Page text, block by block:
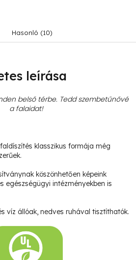
Hasonló (10)
leírása
belső térbe. Tedd szembetűnővé
a falaidat!
klasszikus formája még
köszönhetően képeink
egészségügyi intézményekben is
víz állóak, nedves ruhával tisztíthatók.